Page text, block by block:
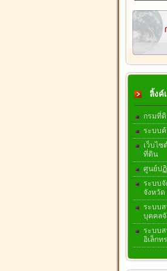
ลิ้งค์
กรมที่
ระบบ
เว็บไซ
ที่ดิน
ศูนย์ป
ระบบ
จังหวัด
ระบบ
บุคคลจั
ระบบ
อิเล็กท